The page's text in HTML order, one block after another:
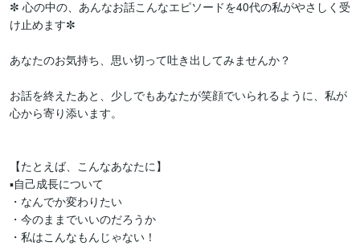
✼ 心の中の、あんなお話こんなエピソードを40代の私がやさしく受
け止めます✼
あなたのお気持ち、思い切って吐き出してみませんか？
お話を終えたあと、少しでもあなたが笑顔でいられるように、私が
心から寄り添います。
【たとえば、こんなあなたに】
▪️自己成長について
・なんでか変わりたい
・今のままでいいのだろうか
・私はこんなもんじゃない！